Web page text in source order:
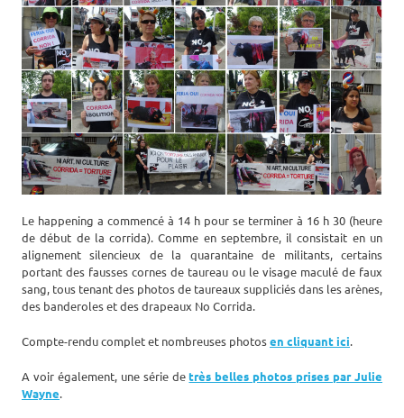
Le happening a commencé à 14 h pour se terminer à 16 h 30 (heure
de début de la corrida). Comme en septembre, il consistait en un
alignement silencieux de la quarantaine de militants, certains
portant des fausses cornes de taureau ou le visage maculé de faux
sang, tous tenant des photos de taureaux suppliciés dans les arènes,
des banderoles et des drapeaux No Corrida.
Compte-rendu complet et nombreuses photosen cliquant ici.
A voir également, une série detrès belles photos prises par Julie
Wayne.